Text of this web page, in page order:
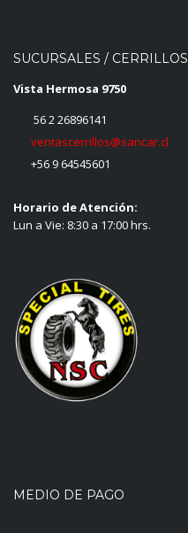
SUCURSALES / CERRILLOS
Vista Hermosa 9750
56 2 26896141
ventascerrillos@sancar.cl
+56 9 64545601
Horario de Atención:
Lun a Vie: 8:30 a 17:00 hrs.
MEDIO DE PAGO